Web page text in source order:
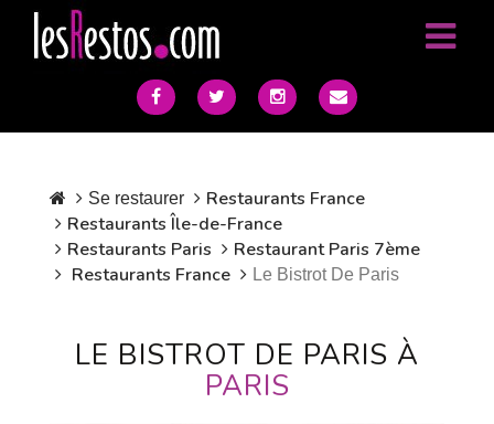
Se restaurer
Restaurants France
Restaurants Île-de-France
Restaurants Paris
Restaurant Paris 7ème
Restaurants France
Le Bistrot De Paris
LE BISTROT DE PARIS À
PARIS